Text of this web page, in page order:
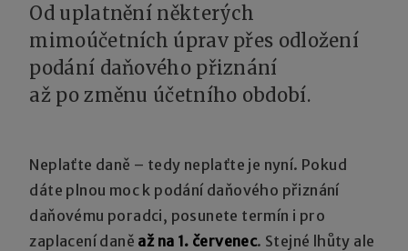
Od uplatnění některých
mimoúčetních úprav přes odložení
podání daňového přiznání
až po změnu účetního období.
Neplaťte daně – tedy neplaťte je nyní. Pokud
dáte plnou moc k podání daňového přiznání
daňovému poradci, posunete termín i pro
zaplacení daně až na 1. červenec. Stejné lhůty ale